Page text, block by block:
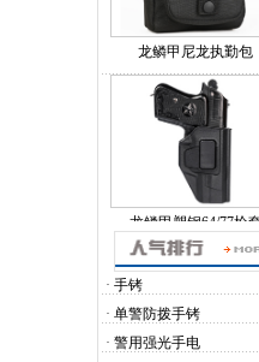
龙鳞甲尼龙执勤包
龙鳞甲塑钢64/77枪套
龙鳞甲塑钢通用套件
· 手铐
· 单警防拨手铐
· 警用强光手电